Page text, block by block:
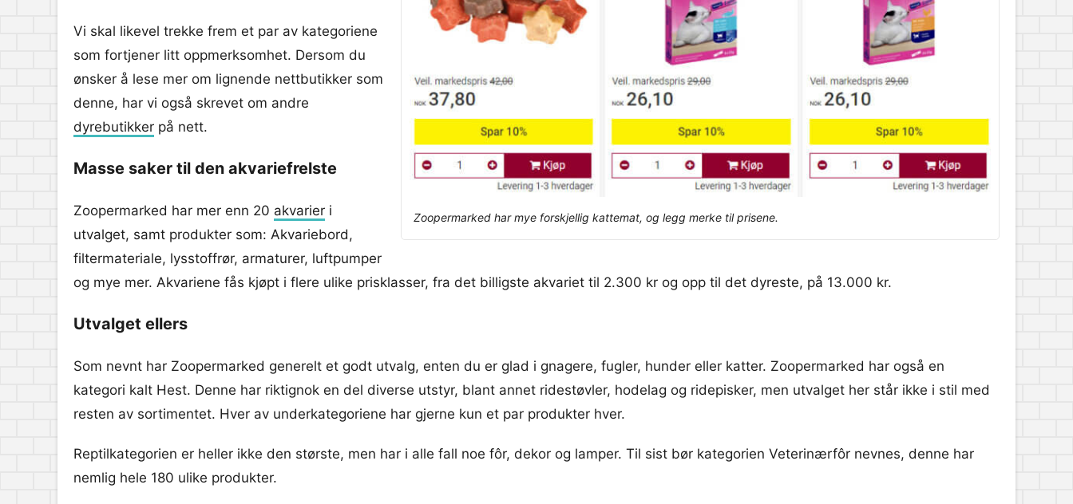
Zoopermarked har mye forskjellig kattemat, og legg merke til prisene.
Vi skal likevel trekke frem et par av kategoriene
som fortjener litt oppmerksomhet. Dersom du
ønsker å lese mer om lignende nettbutikker som
denne, har vi også skrevet om andre
dyrebutikker på nett.
Masse saker til den akvariefrelste
Zoopermarked har mer enn 20 akvarier i
utvalget, samt produkter som: Akvariebord,
filtermateriale, lysstoffrør, armaturer, luftpumper
og mye mer. Akvariene fås kjøpt i flere ulike prisklasser, fra det billigste akvariet til 2.300 kr og opp til det dyreste, på 13.000 kr.
Utvalget ellers
Som nevnt har Zoopermarked generelt et godt utvalg, enten du er glad i gnagere, fugler, hunder eller katter. Zoopermarked har også en
kategori kalt Hest. Denne har riktignok en del diverse utstyr, blant annet ridestøvler, hodelag og ridepisker, men utvalget her står ikke i stil med
resten av sortimentet. Hver av underkategoriene har gjerne kun et par produkter hver.
Reptilkategorien er heller ikke den største, men har i alle fall noe fôr, dekor og lamper. Til sist bør kategorien Veterinærfôr nevnes, denne har
nemlig hele 180 ulike produkter.